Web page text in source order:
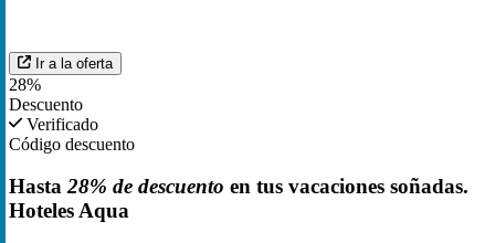
Ir a la oferta
28%
Descuento
Verificado
Código descuento
Hasta28% de descuento en tus vacaciones soñadas.
Hoteles Aqua